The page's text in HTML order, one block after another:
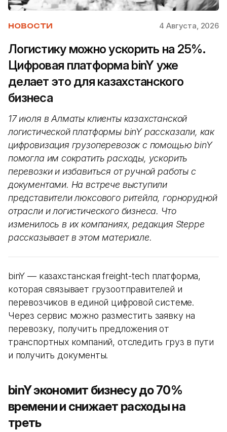
НОВОСТИ 4 Августа, 2026
Логистику можно ускорить на 25%.
Цифровая платформа binY уже
делает это для казахстанского
бизнеса
17 июля в Алматы клиенты казахстанской
логистической платформы binY рассказали, как
цифровизация грузоперевозок с помощью binY
помогла им сократить расходы, ускорить
перевозки и избавиться от ручной работы с
документами. На встрече выступили
представители люксового ритейла, горнорудной
отрасли и логистического бизнеса. Что
изменилось в их компаниях, редакция Steppe
рассказывает в этом материале.
binY — казахстанская freight-tech платформа,
которая связывает грузоотправителей и
перевозчиков в единой цифровой системе.
Через сервис можно разместить заявку на
перевозку, получить предложения от
транспортных компаний, отследить груз в пути
и получить документы.
binY экономит бизнесу до 70%
времени и снижает расходы на
треть